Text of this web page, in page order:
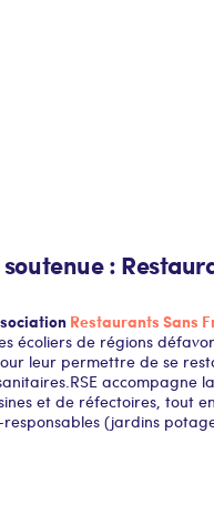
soutenue :
Restaurants Sans
écoliers de régions
leur permettre de se
accompagne
et de réfectoires, tout
(jardins